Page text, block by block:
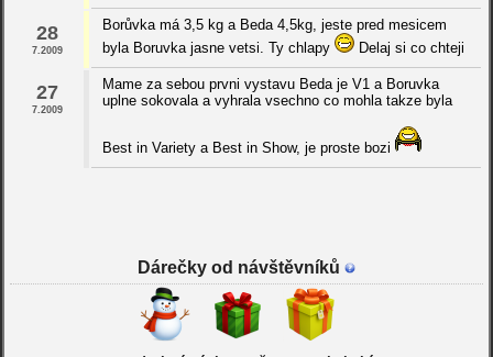
28
7.2009
Borůvka má 3,5 kg a Beda 4,5kg, jeste pred mesicem
byla Boruvka jasne vetsi. Ty chlapy
Delaj si co chteji
27
7.2009
Mame za sebou prvni vystavu Beda je V1 a Boruvka
uplne sokovala a vyhrala vsechno co mohla takze byla
Best in Variety a Best in Show, je proste bozi
Dárečky od návštěvníků